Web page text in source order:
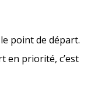
point de départ.
en priorité, c’est